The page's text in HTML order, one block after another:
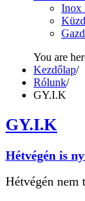
Inox
You are
Kezdőlap/
Rólunk/
GY.I.K
GY.I.K
Hétvégén is
Hétvégén nem